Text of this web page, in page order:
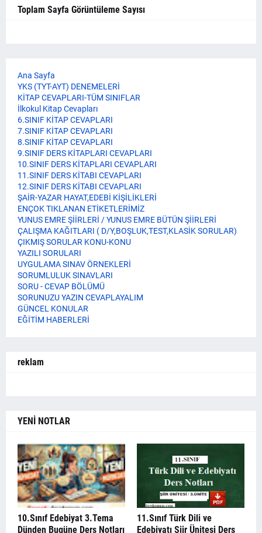
Toplam Sayfa Görüntüleme Sayısı
Ana Sayfa
YKS (TYT-AYT) DENEMELERİ
KİTAP CEVAPLARI-TÜM SINIFLAR
İlkokul Kitap Cevapları
6.SINIF KİTAP CEVAPLARI
7.SINIF KİTAP CEVAPLARI
8.SINIF KİTAP CEVAPLARI
9.SINIF DERS KİTAPLARI CEVAPLARI
10.SINIF DERS KİTAPLARI CEVAPLARI
11.SINIF DERS KİTABI CEVAPLARI
12.SINIF DERS KİTABI CEVAPLARI
ŞAİR-YAZAR HAYAT,EDEBİ KİŞİLİKLERİ
ENÇOK TIKLANAN ETİKETLERİMİZ
YUNUS EMRE ŞİİRLERİ / YUNUS EMRE BÜTÜN ŞİİRLERİ
ÇALIŞMA KAĞITLARI ( D/Y,BOŞLUK,TEST,KLASİK SORULAR)
ÇIKMIŞ SORULAR KONU-KONU
YAZILI SORULARI
UYGULAMA SINAV ÖRNEKLERİ
SORUMLULUK SINAVLARI
SORU - CEVAP BÖLÜMÜ
SORUNUZU YAZIN CEVAPLAYALIM
GÜNCEL KONULAR
EĞİTİM HABERLERİ
reklam
YENİ NOTLAR
10.Sınıf Edebiyat 3.Tema
Dünden Bugüne Ders Notları
11.Sınıf Türk Dili ve
Edebiyatı Şiir Ünitesi Ders